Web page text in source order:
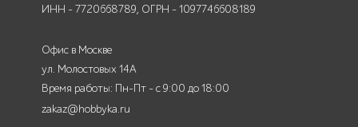
ИНН - 7720668789, ОГРН - 1097746608189
Офис в Москве
ул. Молостовых 14А
Время работы: Пн-Пт - с 9:00 до 18:00
zakaz@hobbyka.ru